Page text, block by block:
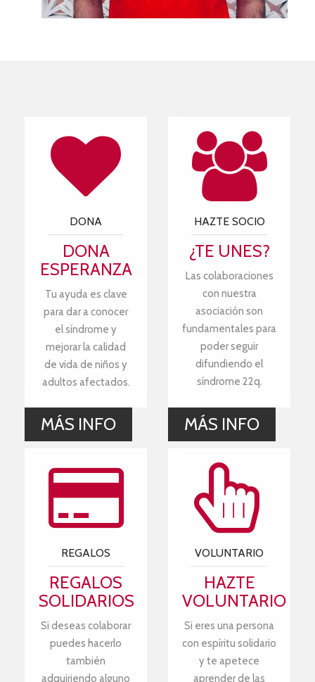
DONA
DONA
ESPERANZA
Tu ayuda es clave
para dar a conocer
el síndrome y
mejorar la calidad
de vida de niños y
adultos afectados.
MÁS INFO
HAZTE SOCIO
¿TE UNES?
Las colaboraciones
con nuestra
asociación son
fundamentales para
poder seguir
difundiendo el
síndrome 22q.
MÁS INFO
REGALOS
REGALOS
SOLIDARIOS
Si deseas colaborar
puedes hacerlo
también
adquiriendo alguno
VOLUNTARIO
HAZTE
VOLUNTARIO
Si eres una persona
con espíritu solidario
y te apetece
aprender de las